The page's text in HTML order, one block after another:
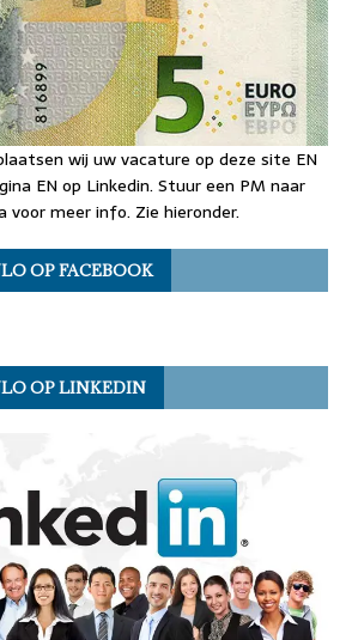
wij uw vacature op deze site EN
EN op Linkedin. Stuur een PM naar
voor meer info. Zie hieronder.
OP FACEBOOK
OP LINKEDIN